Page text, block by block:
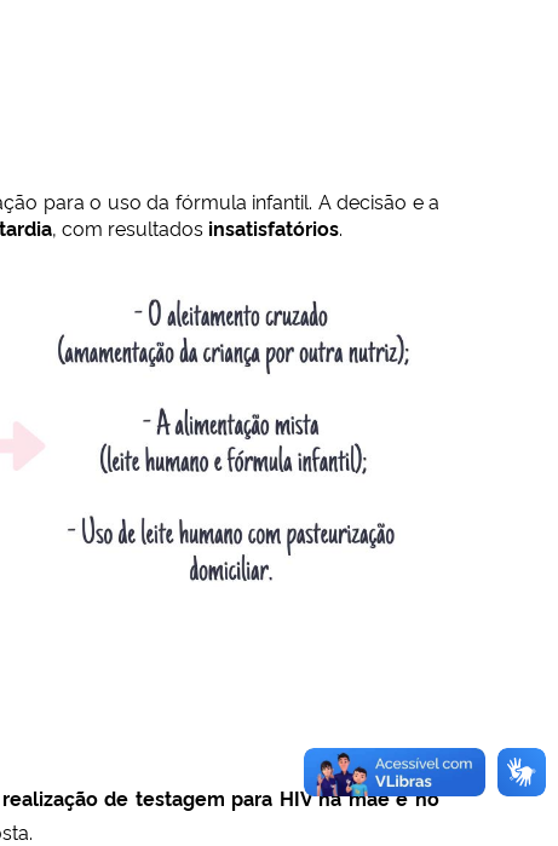
para o uso da fórmula infantil. A decisão e a
tardia, com resultados insatisfatórios.
realização de testagem para HIV na mãe e no